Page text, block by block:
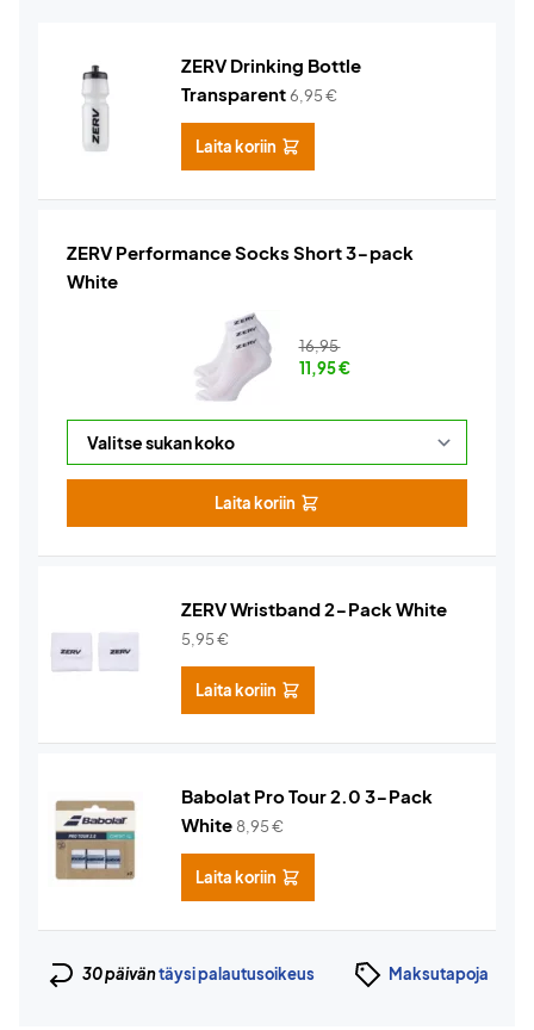
ZERV Drinking Bottle
Transparent6,95€
Laita koriin
ZERV Performance Socks Short 3-pack
White
16,95
11,95€
Laita koriin
ZERV Wristband 2-Pack White
5,95€
Laita koriin
Babolat Pro Tour 2.0 3-Pack
White 8,95€
Laita koriin
30 päiväntäysi palautusoikeus Maksutapoja